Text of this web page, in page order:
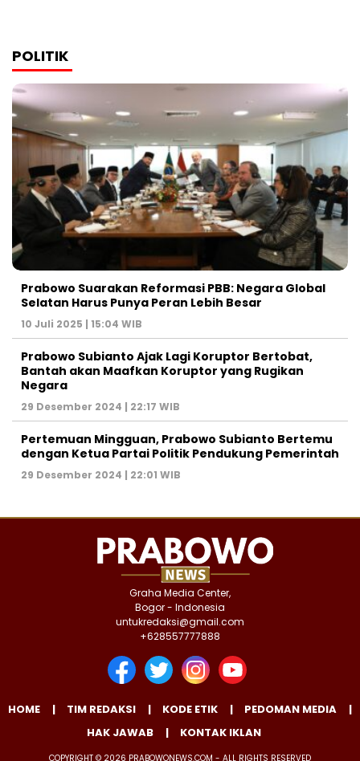
POLITIK
Prabowo Suarakan Reformasi PBB: Negara Global
Selatan Harus Punya Peran Lebih Besar
10 Juli 2025 | 15:04 WIB
Prabowo Subianto Ajak Lagi Koruptor Bertobat,
Bantah akan Maafkan Koruptor yang Rugikan
Negara
29 Desember 2024 | 22:17 WIB
Pertemuan Mingguan, Prabowo Subianto Bertemu
dengan Ketua Partai Politik Pendukung Pemerintah
29 Desember 2024 | 22:01 WIB
Graha Media Center,
Bogor - Indonesia
untukredaksi@gmail.com
+628557777888
HOME TIM REDAKSI KODE ETIK
PEDOMAN MEDIA
HAK JAWAB
KONTAK IKLAN
COPYRIGHT © 2026 PRABOWONEWS.COM - ALL RIGHTS RESERVED